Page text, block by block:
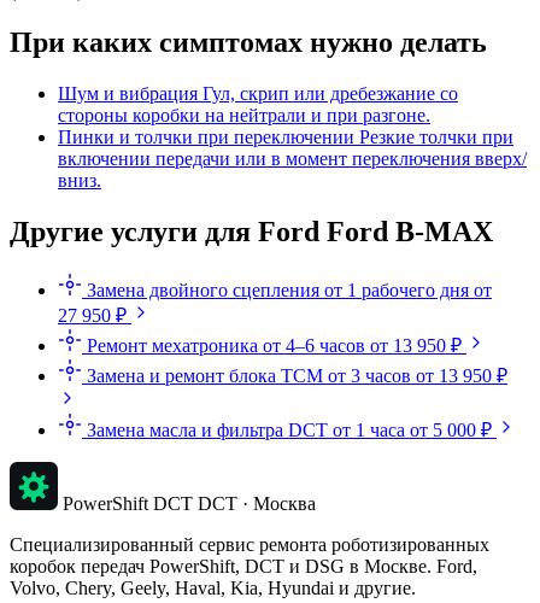
При каких симптомах нужно делать
Шум и вибрация Гул, скрип или дребезжание со
стороны коробки на нейтрали и при разгоне.
Пинки и толчки при переключении Резкие толчки при
включении передачи или в момент переключения вверх/
вниз.
Другие услуги для Ford Ford B-MAX
Замена двойного сцепления от 1 рабочего дня от
27 950 ₽
Ремонт мехатроника от 4–6 часов от 13 950 ₽
Замена и ремонт блока TCM от 3 часов от 13 950 ₽
Замена масла и фильтра DCT от 1 часа от 5 000 ₽
PowerShift DCT DCT · Москва
Специализированный сервис ремонта роботизированных
коробок передач PowerShift, DCT и DSG в Москве. Ford,
Volvo, Chery, Geely, Haval, Kia, Hyundai и другие.